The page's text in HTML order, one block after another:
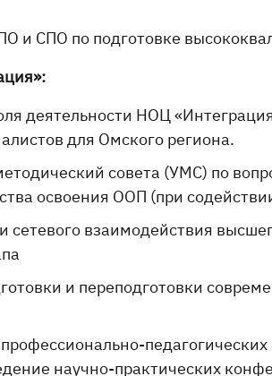
и СПО по подготовке
деятельности НОЦ
для Омского региона.
совета (УМС) по
освоения ООП (при
взаимодействия
и переподготовки
научно-практических